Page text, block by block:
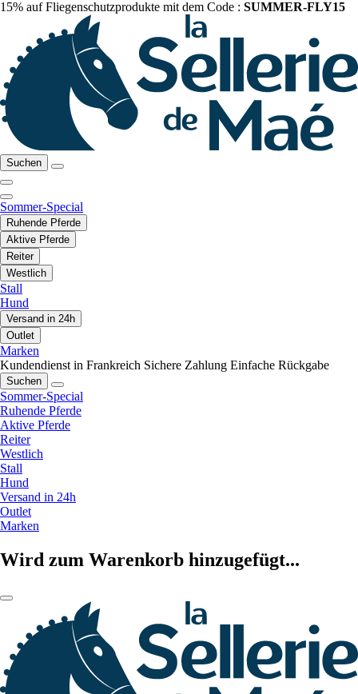
15% auf Fliegenschutzprodukte mit dem Code : SUMMER-FLY15
Suchen
Sommer-Special
Ruhende Pferde
Aktive Pferde
Reiter
Westlich
Stall
Hund
Versand in 24h
Outlet
Marken
Kundendienst in Frankreich Sichere Zahlung Einfache Rückgabe
Suchen
Sommer-Special
Ruhende Pferde
Aktive Pferde
Reiter
Westlich
Stall
Hund
Versand in 24h
Outlet
Marken
Wird zum Warenkorb hinzugefügt...